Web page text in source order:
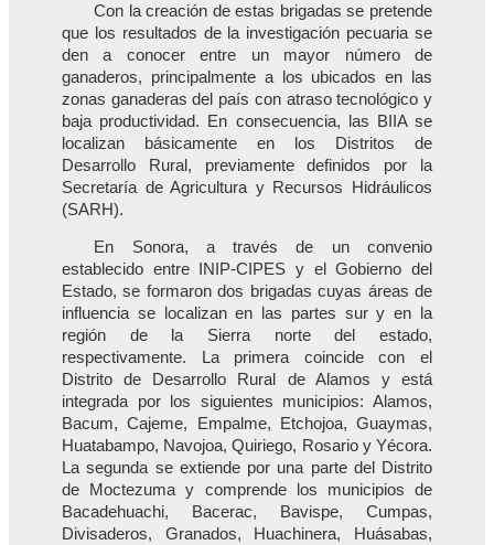
Con la creación de estas brigadas se pretende
que los resultados de la investigación pecuaria se
den a conocer entre un mayor número de
ganaderos, principalmente a los ubicados en las
zonas ganaderas del país con atraso tecnológico y
baja productividad. En consecuencia, las BIIA se
localizan básicamente en los Distritos de
Desarrollo Rural, previamente definidos por la
Secretaría de Agricultura y Recursos Hidráulicos
(SARH).
En Sonora, a través de un convenio
establecido entre INIP-CIPES y el Gobierno del
Estado, se formaron dos brigadas cuyas áreas de
influencia se localizan en las partes sur y en la
región de la Sierra norte del estado,
respectivamente. La primera coincide con el
Distrito de Desarrollo Rural de Alamos y está
integrada por los siguientes municipios: Alamos,
Bacum, Cajeme, Empalme, Etchojoa, Guaymas,
Huatabampo, Navojoa, Quiriego, Rosario y Yécora.
La segunda se extiende por una parte del Distrito
de Moctezuma y comprende los municipios de
Bacadehuachi, Bacerac, Bavispe, Cumpas,
Divisaderos, Granados, Huachinera, Huásabas,